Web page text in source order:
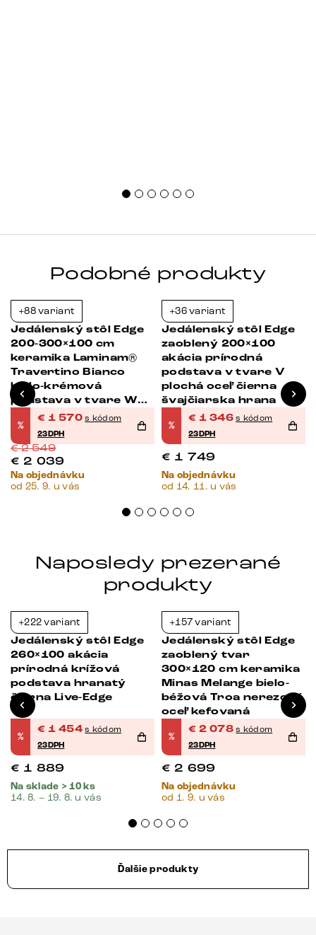
Podobné produkty
+88 variant
Jedálenský stôl Edge
200-300×100 cm
keramika Laminam®
Travertino Bianco
bielo-krémová
podstava v tvare W
titánová farba
rozkladací
%
€ 1 570 s kódom
23DPH
€2 549
€ 2 039
Na objednávku
od 25. 9. u vás
+36 variant
Jedálenský stôl Edge
zaoblený 200×100
akácia prírodná
podstava v tvare V
plochá oceľ čierna
švajčiarska hrana
%
€ 1 346 s kódom
23DPH
€ 1 749
Na objednávku
od 14. 11. u vás
Naposledy prezerané
produkty
+222 variant
Jedálenský stôl Edge
260×100 akácia
prírodná krížová
podstava hranatý
čierna Live-Edge
%
€ 1 454 s kódom
23DPH
€ 1 889
Na sklade > 10 ks
14. 8. – 19. 8. u vás
+157 variant
Jedálenský stôl Edge
zaoblený tvar
300×120 cm keramika
Minas Melange bielo-
béžová Troa nerezová
oceľ kefovaná
%
€ 2 078 s kódom
23DPH
€ 2 699
Na objednávku
od 1. 9. u vás
Ďalšie produkty